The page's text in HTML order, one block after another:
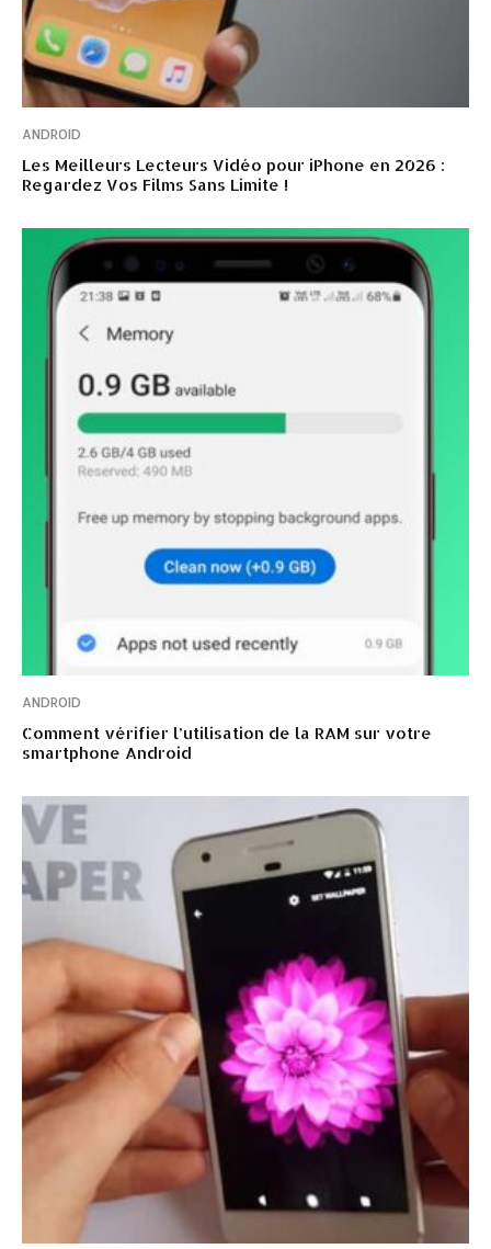
ANDROID
Les Meilleurs Lecteurs Vidéo pour iPhone en 2026 :
Regardez Vos Films Sans Limite !
ANDROID
Comment vérifier l’utilisation de la RAM sur votre
smartphone Android